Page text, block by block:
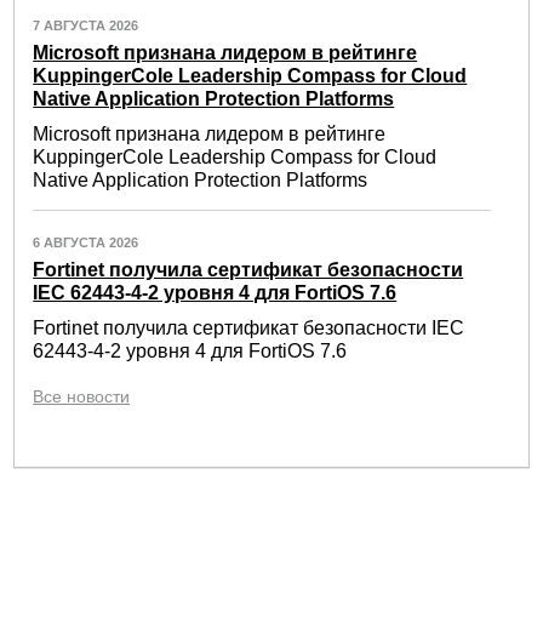
7 АВГУСТА 2026
Microsoft признана лидером в рейтинге
KuppingerCole Leadership Compass for Cloud
Native Application Protection Platforms
Microsoft признана лидером в рейтинге
KuppingerCole Leadership Compass for Cloud
Native Application Protection Platforms
6 АВГУСТА 2026
Fortinet получила сертификат безопасности
IEC 62443-4-2 уровня 4 для FortiOS 7.6
Fortinet получила сертификат безопасности IEC
62443-4-2 уровня 4 для FortiOS 7.6
Все новости